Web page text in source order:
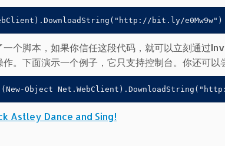
一个脚本，如果你信任这段代码，就可以立刻通过
。下面演示一个例子，它只支持控制台。你还可以
Astley Dance and Sing!